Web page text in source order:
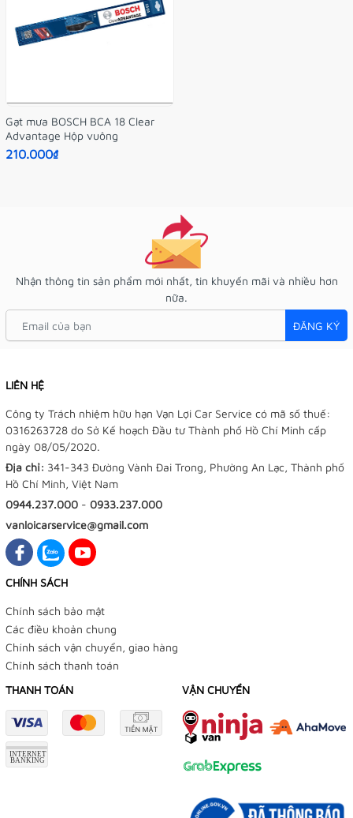
Gạt mưa BOSCH BCA 18 Clear
Advantage Hộp vuông
210.000₫
Nhận thông tin sản phẩm mới nhất, tin khuyến mãi và nhiều hơn
nữa.
ĐĂNG KÝ
LIÊN HỆ
Công ty Trách nhiệm hữu hạn Vạn Lợi Car Service có mã số thuế:
0316263728 do Sở Kế hoạch Đầu tư Thành phố Hồ Chí Minh cấp
ngày 08/05/2020.
Địa chỉ: 341-343 Đường Vành Đai Trong, Phường An Lạc, Thành phố
Hồ Chí Minh, Việt Nam
0944.237.000 - 0933.237.000
vanloicarservice@gmail.com
CHÍNH SÁCH
Chính sách bảo mật
Các điều khoản chung
Chính sách vận chuyển, giao hàng
Chính sách thanh toán
THANH TOÁN
VẬN CHUYỂN